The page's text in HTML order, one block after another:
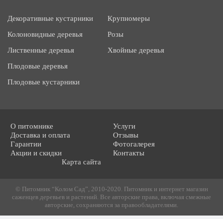
Декоративные кустарники
Колоновидные деревья
Лиственные деревья
Плодовые деревья
Плодовые кустарники
Крупномеры
Розы
Хвойные деревья
О питомнике
Услуги
Доставка и оплата
Отзывы
Гарантии
Фотогалерея
Акции и скидки
Контакты
Карта сайта
© Питомник “Колом Сад”, 2010-2020. Питомник и интернет магазин
саженцев деревьев и растений. Все авторские права, включая смежные
авторские, сохраняются за правообладателями.